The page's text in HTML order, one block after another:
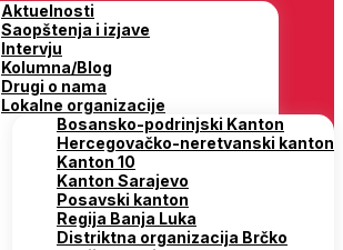
Aktuelnosti
Saopštenja i izjave
Intervju
Kolumna/Blog
Drugi o nama
Lokalne organizacije
Bosansko-podrinjski Kanton
Hercegovačko-neretvanski kanton
Kanton 10
Kanton Sarajevo
Posavski kanton
Regija Banja Luka
Distriktna organizacija Brčko